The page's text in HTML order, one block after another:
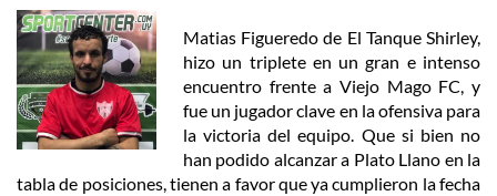
Matias Figueredo de El Tanque Shirley,
hizo un triplete en un gran e intenso
encuentro frente a Viejo Mago FC, y
fue un jugador clave en la ofensiva para
la victoria del equipo. Que si bien no
han podido alcanzar a Plato Llano en la
tabla de posiciones, tienen a favor que ya cumplieron la fecha